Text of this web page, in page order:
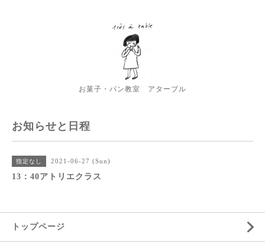
お菓子・パン教室 アターブル
お知らせと日程
指定なし 2021-06-27 (Sun)
13：40アトリエクラス
トップページ